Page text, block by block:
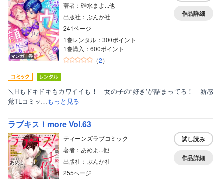
マンガ｜巻
著者：碓水まよ...他
出版社：ぶんか社
241ページ
1巻レンタル：300ポイント
1巻購入：600ポイント
（2）
作品詳細
＼Hもドキドキもカワイイも！ 女の子の“好き”が詰まってる！ 新感
覚TLコミッ…もっと見る
ラブキス！more Vol.63
ティーンズラブコミック
著者：あめよ...他
出版社：ぶんか社
255ページ
試し読み
作品詳細